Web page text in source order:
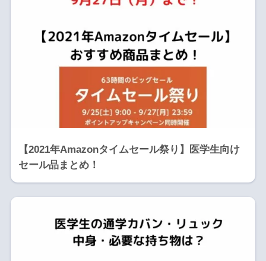
【2021年Amazonタイムセール祭り】医学生向け
セール品まとめ！